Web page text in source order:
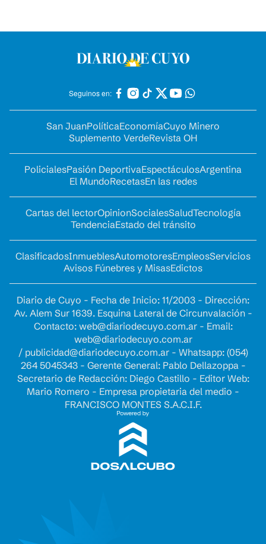
Seguinos en:
San JuanPolíticaEconomíaCuyo Minero
Suplemento VerdeRevista OH
PolicialesPasión DeportivaEspectáculosArgentina
El MundoRecetasEn las redes
Cartas del lectorOpinionSocialesSaludTecnología
TendenciaEstado del tránsito
ClasificadosInmueblesAutomotoresEmpleosServicios
Avisos Fúnebres y MisasEdictos
Diario de Cuyo - Fecha de Inicio: 11/2003 - Dirección:
Av. Alem Sur 1639. Esquina Lateral de Circunvalación -
Contacto: web@diariodecuyo.com.ar- Email:
web@diariodecuyo.com.ar
/ publicidad@diariodecuyo.com.ar- Whatsapp: (054)
264 5045343 - Gerente General: Pablo Dellazoppa -
Secretario de Redacción: Diego Castillo - Editor Web:
Mario Romero - Empresa propietaria del medio -
FRANCISCO MONTES S.A.C.I.F.